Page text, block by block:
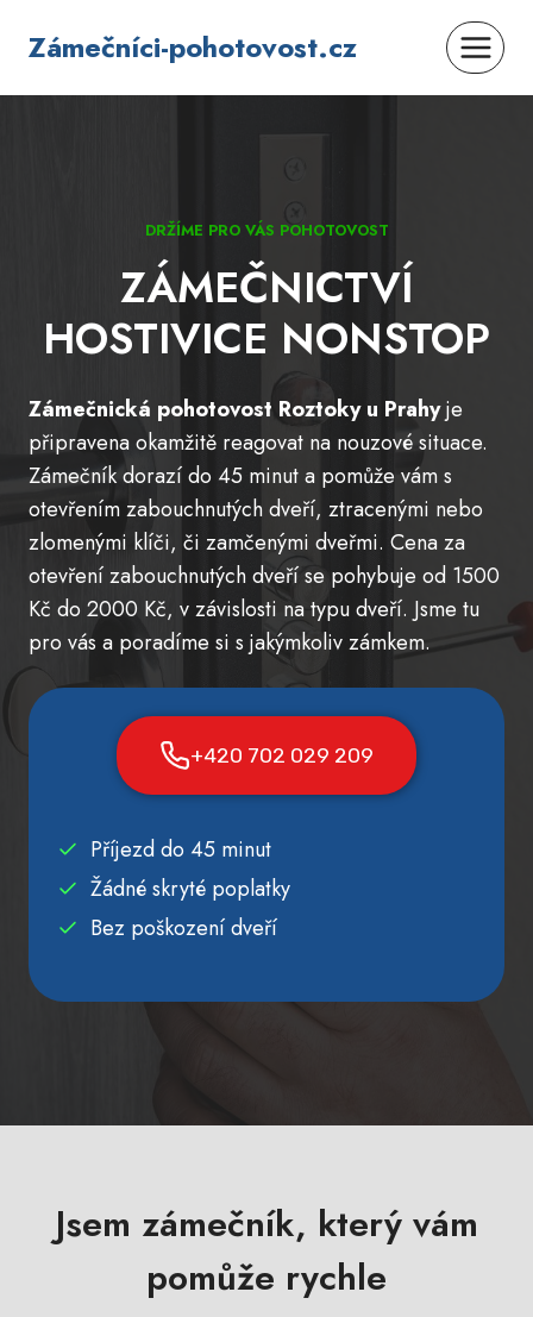
Zámečníci-pohotovost.cz
DRŽÍME PRO VÁS POHOTOVOST
ZÁMEČNICTVÍ
HOSTIVICE NONSTOP
Zámečnická pohotovost Roztoky u Prahyje
připravena okamžitě reagovat na nouzové situace.
Zámečník dorazí do 45 minut a pomůže vám s
otevřením zabouchnutých dveří, ztracenými nebo
zlomenými klíči, či zamčenými dveřmi. Cena za
otevření zabouchnutých dveří se pohybuje od 1500
Kč do 2000 Kč, v závislosti na typu dveří. Jsme tu
pro vás a poradíme si s jakýmkoliv zámkem.
+420 702 029 209
Příjezd do 45 minut
Žádné skryté poplatky
Bez poškození dveří
Jsem zámečník, který vám
pomůže rychle